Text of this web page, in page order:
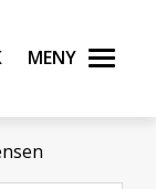
Meny